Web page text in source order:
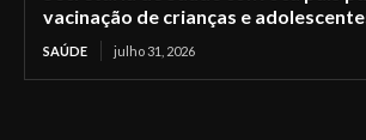
vacinação de crianças e
SAÚDE julho 31, 2026